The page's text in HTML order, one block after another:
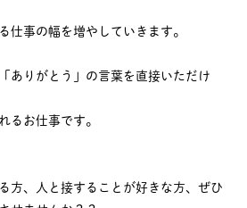
仕事の幅を増やしていきます。
ありがとう」の言葉を直接いただけ
るお仕事です。
方、人と接することが好きな方、ぜひ